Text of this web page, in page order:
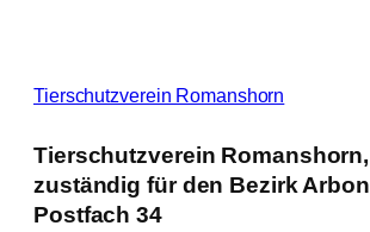
Tierschutzverein Romanshorn
Tierschutzverein Romanshorn,
zuständig für den Bezirk Arbon
Postfach 34